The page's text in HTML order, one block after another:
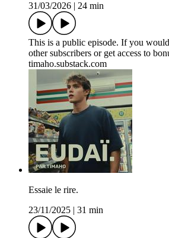
31/03/2026
24 min
This is a public episode. If you
other subscribers or get access to
timaho.substack.com
Essaie le rire.
23/11/2025
31 min